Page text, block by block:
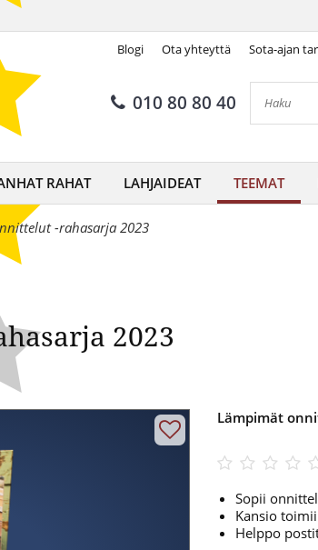
Blogi Ota yhteyttä Sota-ajan
010 80 80 40
RAHAT LAHJAIDEAT TEEMAT
-rahasarja 2023
2023
Lämpimät
Sopii
Kansio
Helppo
onnittelut! -